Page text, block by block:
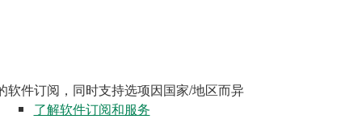
软件订阅，同时支持选项因国家/地区而异
了解软件订阅和服务